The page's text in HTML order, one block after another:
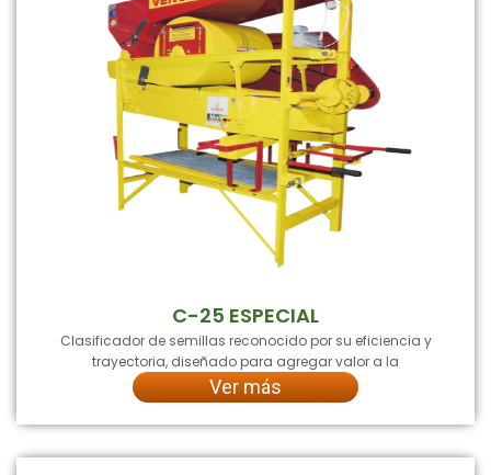
C-25 ESPECIAL
Clasificador de semillas reconocido por su eficiencia y
trayectoria, diseñado para agregar valor a la
Ver más